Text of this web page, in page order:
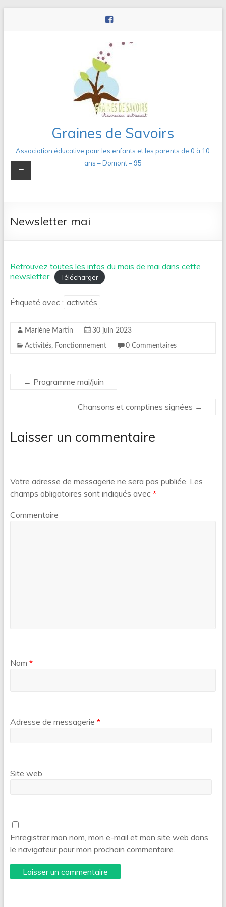
Graines de Savoirs
Association éducative pour les enfants et les parents de 0 à 10
ans – Domont – 95
Menu
Newsletter mai
Retrouvez toutes les infos du mois de mai dans cette
newsletter
Télécharger
Étiqueté avec : activités
Marlène Martin 30 juin 2023
Activités, Fonctionnement 0 Commentaires
← Programme mai/juin
Chansons et comptines signées →
Laisser un commentaire
Votre adresse de messagerie ne sera pas publiée. Les
champs obligatoires sont indiqués avec *
Commentaire
Nom *
Adresse de messagerie *
Site web
Enregistrer mon nom, mon e-mail et mon site web dans
le navigateur pour mon prochain commentaire.